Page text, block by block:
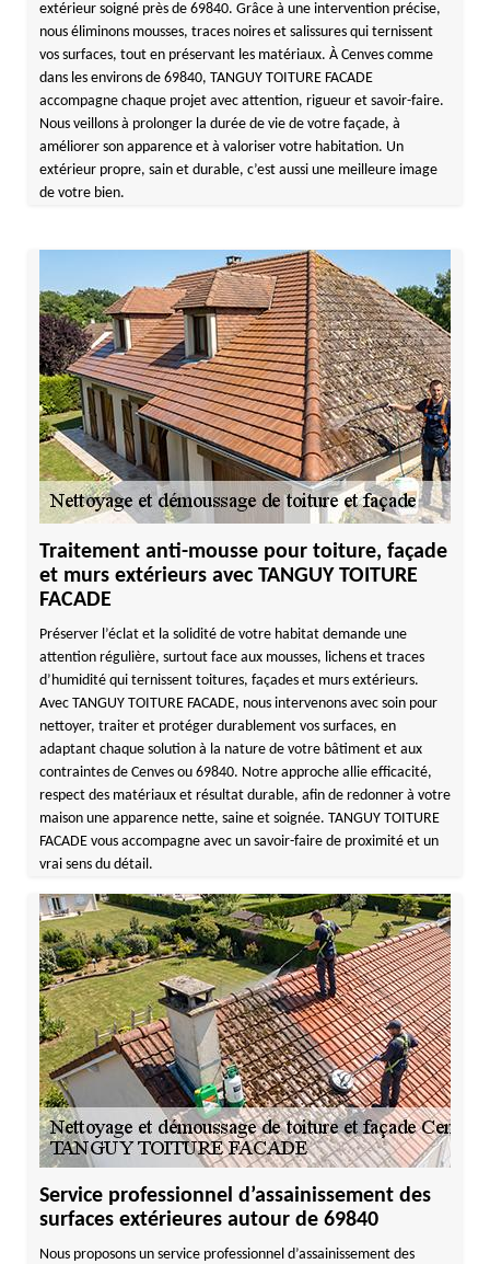
extérieur soigné près de 69840. Grâce à une intervention précise,
nous éliminons mousses, traces noires et salissures qui ternissent
vos surfaces, tout en préservant les matériaux. À Cenves comme
dans les environs de 69840, TANGUY TOITURE FACADE
accompagne chaque projet avec attention, rigueur et savoir-faire.
Nous veillons à prolonger la durée de vie de votre façade, à
améliorer son apparence et à valoriser votre habitation. Un
extérieur propre, sain et durable, c’est aussi une meilleure image
de votre bien.
Traitement anti-mousse pour toiture, façade
et murs extérieurs avec TANGUY TOITURE
FACADE
Préserver l’éclat et la solidité de votre habitat demande une
attention régulière, surtout face aux mousses, lichens et traces
d’humidité qui ternissent toitures, façades et murs extérieurs.
Avec TANGUY TOITURE FACADE, nous intervenons avec soin pour
nettoyer, traiter et protéger durablement vos surfaces, en
adaptant chaque solution à la nature de votre bâtiment et aux
contraintes de Cenves ou 69840. Notre approche allie efficacité,
respect des matériaux et résultat durable, afin de redonner à votre
maison une apparence nette, saine et soignée. TANGUY TOITURE
FACADE vous accompagne avec un savoir-faire de proximité et un
vrai sens du détail.
Service professionnel d’assainissement des
surfaces extérieures autour de 69840
Nous proposons un service professionnel d’assainissement des